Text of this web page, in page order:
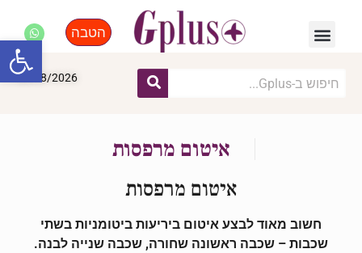
הטבה
08/08/2026
איטום מרפסות
איטום מרפסות
חשוב מאוד לבצע איטום ביריעות ביטומניות בשתי
שכבות – שכבה ראשונה שחורה, שכבה שנייה לבנה.
פתח